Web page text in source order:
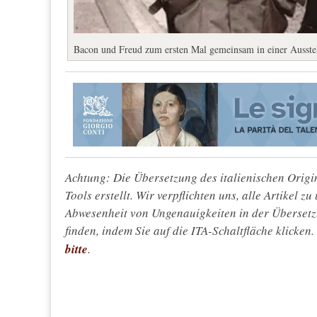
Bacon und Freud zum ersten Mal gemeinsam in einer
Achtung: Die Übersetzung des italienischen
Tools erstellt. Wir verpflichten uns, alle Artikel
Abwesenheit von Ungenauigkeiten in der
finden, indem Sie auf die ITA-Schaltfläche
bitte.